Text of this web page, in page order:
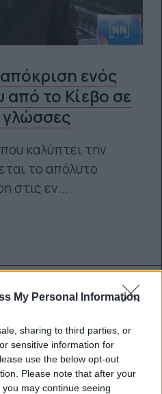
My Personal Information
sharing to third parties, or
sensitive information for
use the below opt-out
Please note that after your
may continue seeing
ενός
το Κίεβο σε
γλώσσες
καλύπτει την
το απόλυτο
στις εν...